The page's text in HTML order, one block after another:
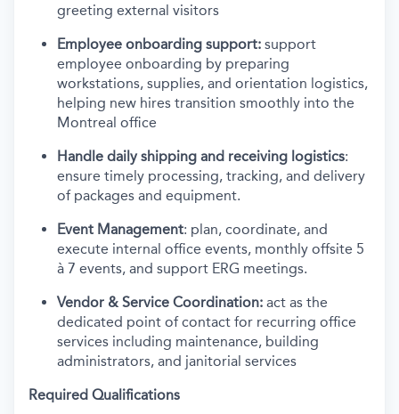
greeting external visitors
Employee onboarding support: support
employee onboarding by preparing
workstations, supplies, and orientation logistics,
helping new hires transition smoothly into the
Montreal office
Handle daily shipping and receiving logistics:
ensure timely processing, tracking, and delivery
of packages and equipment.
Event Management: plan, coordinate, and
execute internal office events, monthly offsite 5
à 7 events, and support ERG meetings.
Vendor & Service Coordination: act as the
dedicated point of contact for recurring office
services including maintenance, building
administrators, and janitorial services
Required Qualifications